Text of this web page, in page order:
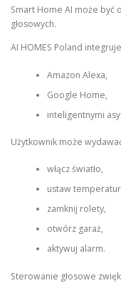
Smart Home AI może być
głosowych.
AI HOMES Poland
Amazon Alexa,
Google Home,
inteligentnymi
Użytkownik może
włącz światło,
ustaw
zamknij rolety,
otwórz garaż,
aktywuj alarm.
Sterowanie głosowe